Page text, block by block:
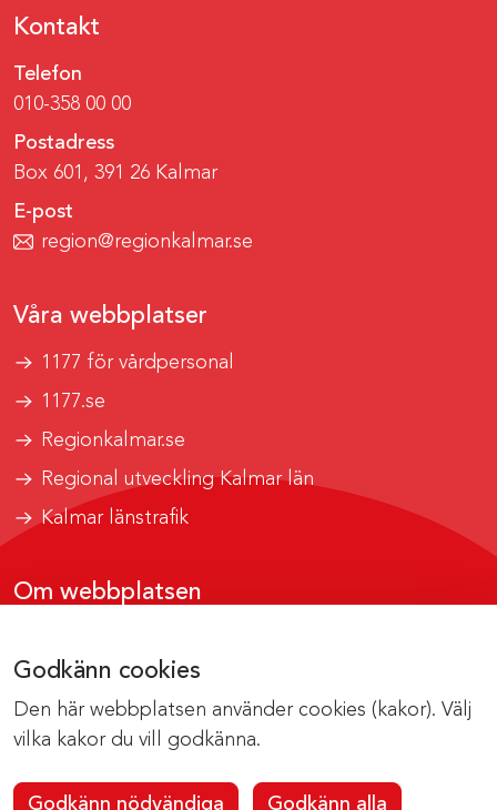
Godkänn cookies
Den här webbplatsen använder cookies (kakor). Välj
vilka kakor du vill godkänna.
Godkänn nödvändiga Godkänn alla
Kontakt
Telefon
010-358 00 00
Postadress
Box 601, 391 26 Kalmar
E-post
region@regionkalmar.se
Våra webbplatser
1177 för vårdpersonal
1177.se
Regionkalmar.se
Regional utveckling Kalmar län
Kalmar länstrafik
Om webbplatsen
Om cookies
Kontakta webbredaktionen